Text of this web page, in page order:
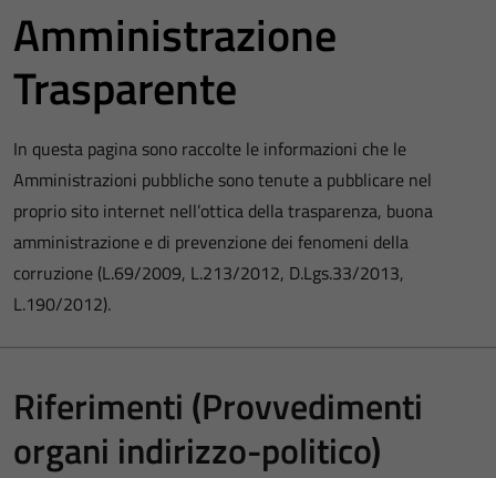
Amministrazione
Trasparente
In questa pagina sono raccolte le informazioni che le
Amministrazioni pubbliche sono tenute a pubblicare nel
proprio sito internet nell’ottica della trasparenza, buona
amministrazione e di prevenzione dei fenomeni della
corruzione (L.69/2009, L.213/2012, D.Lgs.33/2013,
L.190/2012).
Riferimenti (Provvedimenti
organi indirizzo-politico)